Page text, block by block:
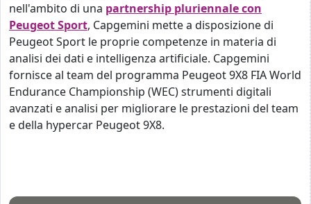
nell'ambito di una partnership pluriennale con
Peugeot Sport, Capgemini mette a disposizione di
Peugeot Sport le proprie competenze in materia di
analisi dei dati e intelligenza artificiale. Capgemini
fornisce al team del programma Peugeot 9X8 FIA World
Endurance Championship (WEC) strumenti digitali
avanzati e analisi per migliorare le prestazioni del team
e della hypercar Peugeot 9X8.